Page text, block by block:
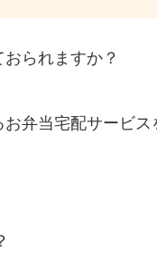
られますか？
弁当宅配サービス